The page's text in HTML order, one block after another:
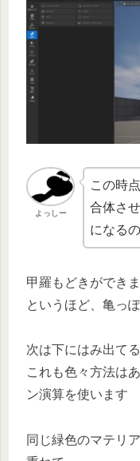
よっしー
この時
合体さ
になる
甲羅もどきができま
というほど、亀っ
次は下にはみ出て
これも色々方法は
ン演算を使います
同じ緑色のマテリ